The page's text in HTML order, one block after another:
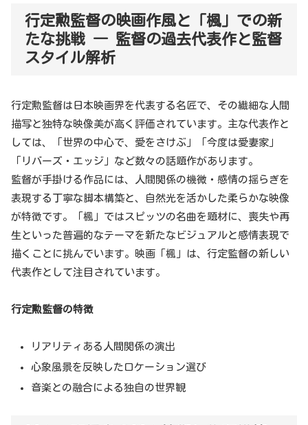
行定勲監督の映画作風と「楓」での新
たな挑戦 ― 監督の過去代表作と監督
スタイル解析
行定勲監督は日本映画界を代表する名匠で、その繊細な人間
描写と独特な映像美が高く評価されています。主な代表作と
しては、「世界の中心で、愛をさけぶ」「今度は愛妻家」
「リバーズ・エッジ」など数々の話題作があります。
監督が手掛ける作品には、人間関係の機微・感情の揺らぎを
表現する丁寧な脚本構築と、自然光を活かした柔らかな映像
が特徴です。「楓」ではスピッツの名曲を題材に、喪失や再
生といった普遍的なテーマを新たなビジュアルと感情表現で
描くことに挑んでいます。映画「楓」は、行定監督の新しい
代表作として注目されています。
行定勲監督の特徴
リアリティある人間関係の演出
心象風景を反映したロケーション選び
音楽との融合による独自の世界観